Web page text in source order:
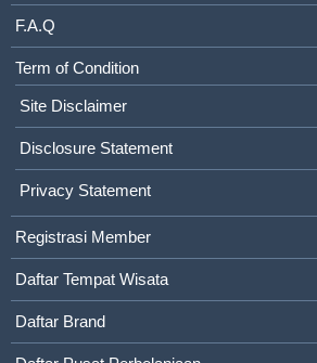
F.A.Q
Term of Condition
Site Disclaimer
Disclosure Statement
Privacy Statement
Registrasi Member
Daftar Tempat Wisata
Daftar Brand